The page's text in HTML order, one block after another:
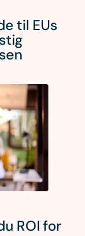
til EUs
ROI for